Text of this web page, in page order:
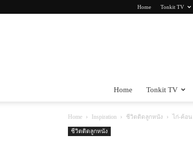
Home Tonkit TV
Home Tonkit TV
Home Inspiration ชีวิตติดลูกหนัง ไก่-ค้อน
ชีวิตติดลูกหนัง